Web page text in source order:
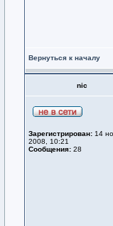
Вернуться к началу
nic
Зарегистрирован: 14
2008, 10:21
Сообщения: 28